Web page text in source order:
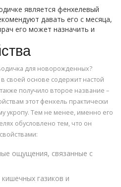
является фенхелевый
давать его с месяца,
его может назначить и
для новорожденных?
своей основе содержит настой
получило второе название –
этот фенхель практически
укропу. Тем не менее, именно его
обусловлено тем, что он
ощущения, связанные с
газиков и